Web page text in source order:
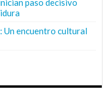
Un encuentro cultural